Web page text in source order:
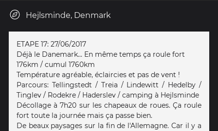
Hejlsminde, Denmark
ETAPE 17: 27/06/2017
Déjà le Danemark... En même temps ça roule fort
176km / cumul 1760km
Température agréable, éclaircies et pas de vent !
Parcours: Tellingstedt / Treia / Lindewitt / Hedelby /
Tinglev / Rodekre / Haderslev / camping à Hejlsminde
Décollage à 7h20 sur les chapeaux de roues. Ça roule
fort toute la journée mais ça passe bien.
De beaux paysages sur la fin de l'Allemagne. Car il y a